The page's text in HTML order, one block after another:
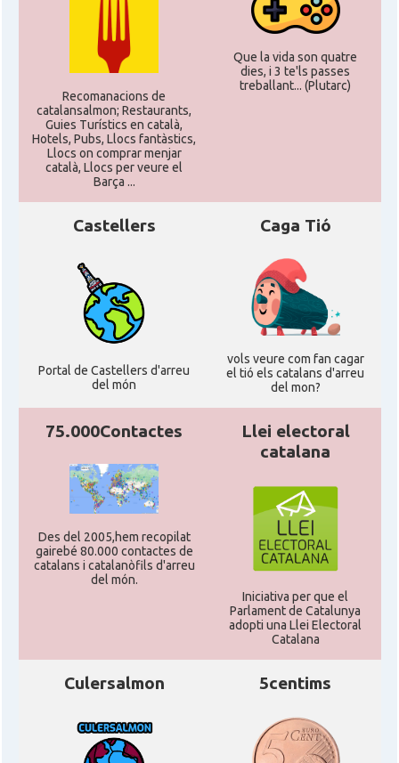
Recomanacions de
catalansalmon; Restaurants,
Guies Turístics en català,
Hotels, Pubs, Llocs fantàstics,
Llocs on comprar menjar
català, Llocs per veure el
Barça ...
Que la vida son quatre
dies, i 3 te'ls passes
treballant... (Plutarc)
Castellers
Portal de Castellers d'arreu
del món
Caga Tió
vols veure com fan cagar
el tió els catalans d'arreu
del mon?
75.000Contactes
Des del 2005,hem recopilat
gairebé 80.000 contactes de
catalans i catalanòfils d'arreu
del món.
Llei electoral
catalana
Iniciativa per que el
Parlament de Catalunya
adopti una Llei Electoral
Catalana
Culersalmon 5centims